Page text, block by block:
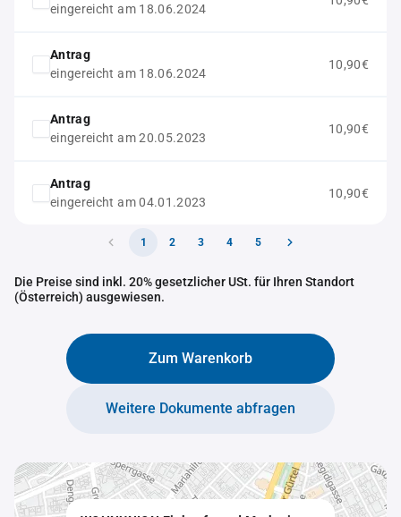
eingereicht am 18.06.2024
Antrag
eingereicht am 18.06.2024
10,90€
Antrag
eingereicht am 20.05.2023
10,90€
Antrag
eingereicht am 04.01.2023
10,90€
1 2 3 4 5
Die Preise sind inkl. 20% gesetzlicher USt. für Ihren Standort
(Österreich) ausgewiesen.
Zum Warenkorb
Weitere Dokumente abfragen